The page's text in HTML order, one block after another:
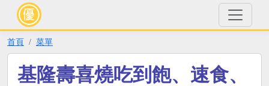
首頁 菜單
基隆壽喜燒吃到飽、速食、